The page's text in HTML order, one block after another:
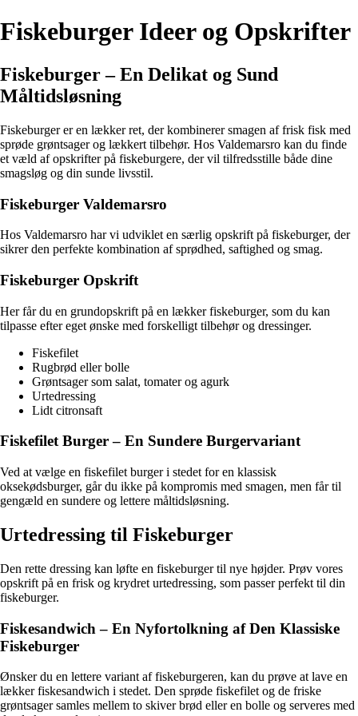
Fiskeburger Ideer og Opskrifter
Fiskeburger – En Delikat og Sund
Måltidsløsning
Fiskeburger er en lækker ret, der kombinerer smagen af frisk fisk med
sprøde grøntsager og lækkert tilbehør. Hos Valdemarsro kan du finde
et væld af opskrifter på fiskeburgere, der vil tilfredsstille både dine
smagsløg og din sunde livsstil.
Fiskeburger Valdemarsro
Hos Valdemarsro har vi udviklet en særlig opskrift på fiskeburger, der
sikrer den perfekte kombination af sprødhed, saftighed og smag.
Fiskeburger Opskrift
Her får du en grundopskrift på en lækker fiskeburger, som du kan
tilpasse efter eget ønske med forskelligt tilbehør og dressinger.
Fiskefilet
Rugbrød eller bolle
Grøntsager som salat, tomater og agurk
Urtedressing
Lidt citronsaft
Fiskefilet Burger – En Sundere Burgervariant
Ved at vælge en fiskefilet burger i stedet for en klassisk
oksekødsburger, går du ikke på kompromis med smagen, men får til
gengæld en sundere og lettere måltidsløsning.
Urtedressing til Fiskeburger
Den rette dressing kan løfte en fiskeburger til nye højder. Prøv vores
opskrift på en frisk og krydret urtedressing, som passer perfekt til din
fiskeburger.
Fiskesandwich – En Nyfortolkning af Den Klassiske
Fiskeburger
Ønsker du en lettere variant af fiskeburgeren, kan du prøve at lave en
lækker fiskesandwich i stedet. Den sprøde fiskefilet og de friske
grøntsager samles mellem to skiver brød eller en bolle og serveres med